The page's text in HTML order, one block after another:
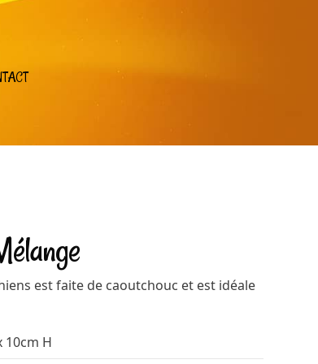
est faite de caoutchouc et est idéale
10cm H